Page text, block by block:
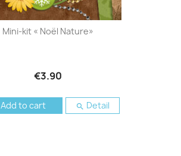
Mini-kit « Noël Nature»
€3.90
Add to cart  Detail